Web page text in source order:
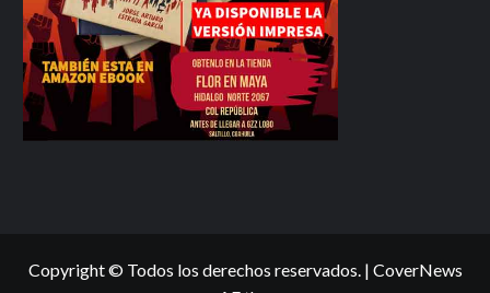
Copyright © Todos los derechos reservados. | CoverNews